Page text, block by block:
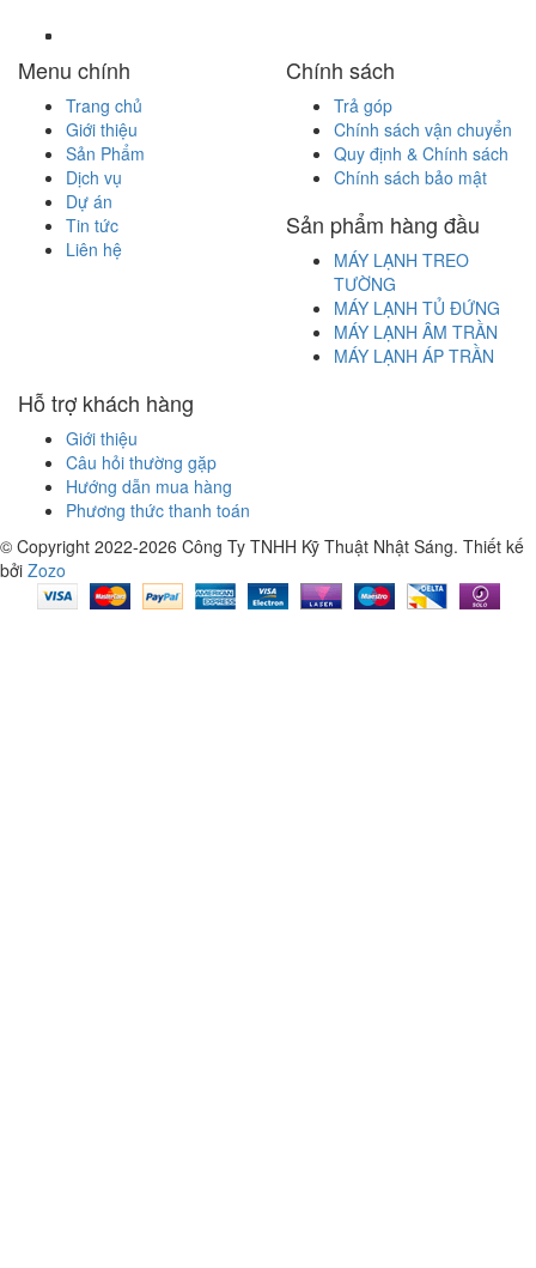
Menu chính
Trang chủ
Giới thiệu
Sản Phẩm
Dịch vụ
Dự án
Tin tức
Liên hệ
Chính sách
Trả góp
Chính sách vận chuyển
Quy định & Chính sách
Chính sách bảo mật
Sản phẩm hàng đầu
MÁY LẠNH TREO
TƯỜNG
MÁY LẠNH TỦ ĐỨNG
MÁY LẠNH ÂM TRẦN
MÁY LẠNH ÁP TRẦN
Hỗ trợ khách hàng
Giới thiệu
Câu hỏi thường gặp
Hướng dẫn mua hàng
Phương thức thanh toán
© Copyright 2022-2026 Công Ty TNHH Kỹ Thuật Nhật Sáng. Thiết kế
bởi Zozo